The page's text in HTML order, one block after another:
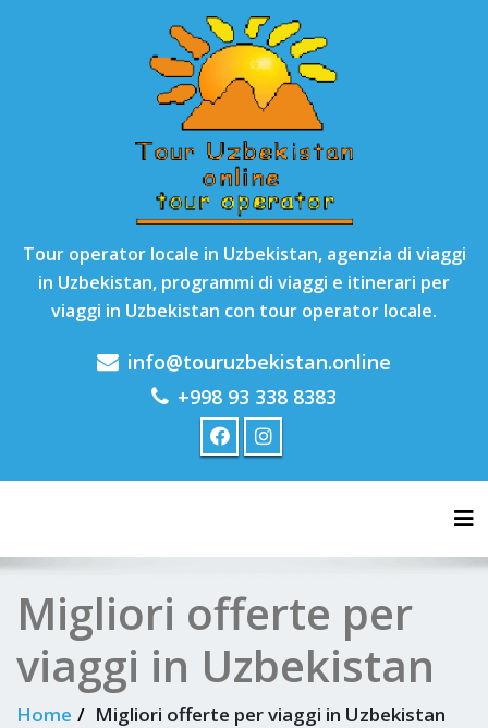
Tour operator locale in Uzbekistan, agenzia di viaggi
in Uzbekistan, programmi di viaggi e itinerari per
viaggi in Uzbekistan con tour operator locale.
info@touruzbekistan.online
+998 93 338 8383
Migliori offerte per
viaggi in Uzbekistan
Home Migliori offerte per viaggi in Uzbekistan